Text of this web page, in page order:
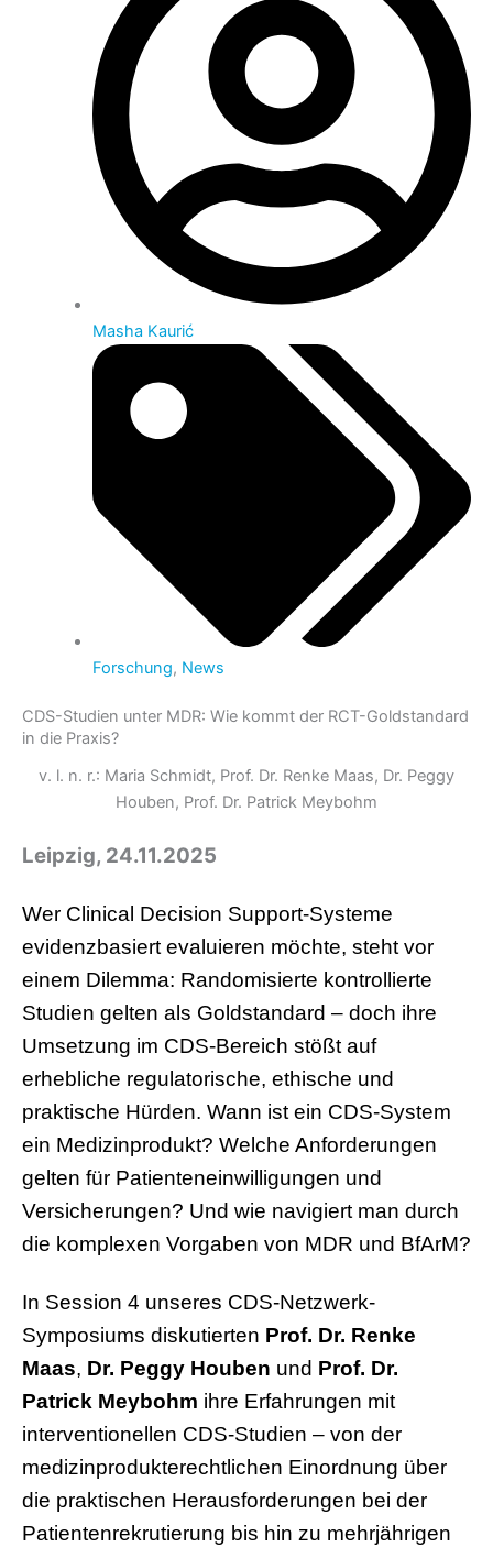
Masha Kaurić
Forschung, News
CDS-Studien unter MDR: Wie kommt der RCT-Goldstandard
in die Praxis?
v. l. n. r.: Maria Schmidt, Prof. Dr. Renke Maas, Dr. Peggy
Houben, Prof. Dr. Patrick Meybohm
Leipzig, 24.11.2025
Wer Clinical Decision Support-Systeme
evidenzbasiert evaluieren möchte, steht vor
einem Dilemma: Randomisierte kontrollierte
Studien gelten als Goldstandard – doch ihre
Umsetzung im CDS-Bereich stößt auf
erhebliche regulatorische, ethische und
praktische Hürden. Wann ist ein CDS-System
ein Medizinprodukt? Welche Anforderungen
gelten für Patienteneinwilligungen und
Versicherungen? Und wie navigiert man durch
die komplexen Vorgaben von MDR und BfArM?
In Session 4 unseres CDS-Netzwerk-
Symposiums diskutierten Prof. Dr. Renke
Maas, Dr. Peggy Houben und Prof. Dr.
Patrick Meybohm ihre Erfahrungen mit
interventionellen CDS-Studien – von der
medizinprodukterechtlichen Einordnung über
die praktischen Herausforderungen bei der
Patientenrekrutierung bis hin zu mehrjährigen